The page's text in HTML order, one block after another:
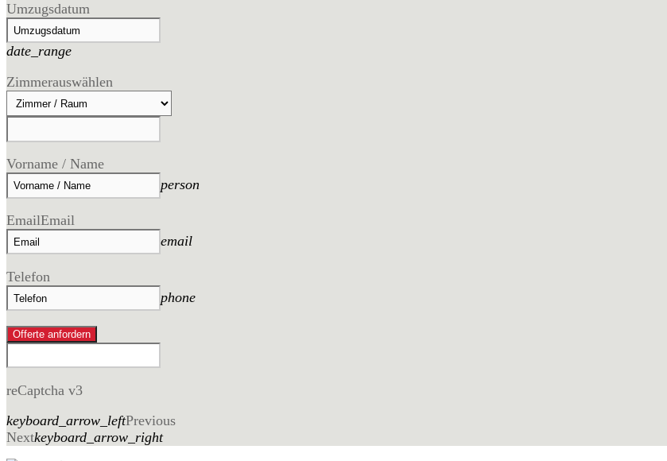
Umzugsdatum
date_range
Zimmerauswählen
Vorname / Name
person
EmailEmail
email
Telefon
phone
Offerte anfordern
reCaptcha v3
keyboard_arrow_leftPrevious
Nextkeyboard_arrow_right